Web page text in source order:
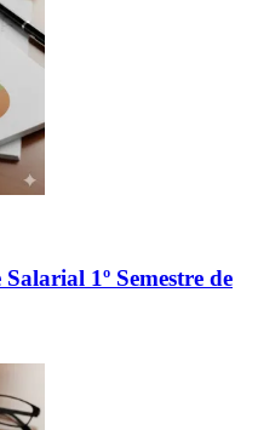
1º Semestre de